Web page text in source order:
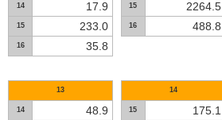
14 17.9
15 233.0
16 35.8
15 2264.5
16 488.8
13
14 48.9
14
15 175.1